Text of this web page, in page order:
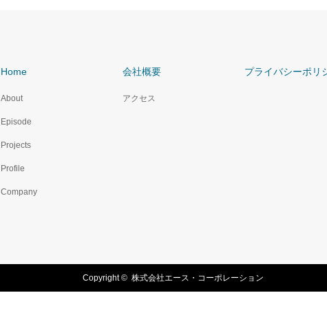
Home
About
Episode
Projects
Profile
Company
会社概要
アクセス
プライバシーポリ
Copyright © 株式会社エース・コーポレーション